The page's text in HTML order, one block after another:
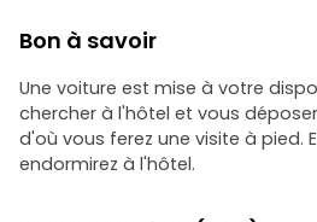
Bon à savoir
Une voiture est mise à votre
chercher à l'hôtel et vous
d'où vous ferez une visite à pied.
endormirez à l'hôtel.